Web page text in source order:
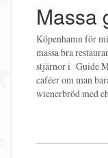
Massa
Köpenhamn för
massa bra
stjärnor i Guide
caféer om man
wienerbröd med